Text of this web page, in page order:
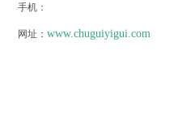
手机：
网址：www.chuguiyigui.com